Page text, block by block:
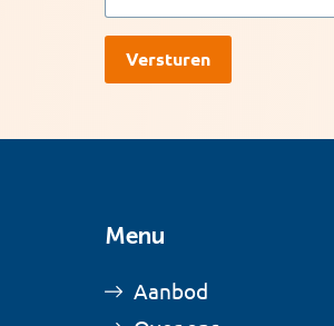
Menu
Aanbod